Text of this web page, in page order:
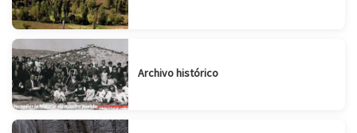
Archivo histórico